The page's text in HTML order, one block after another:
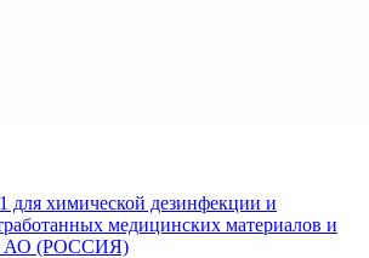
химической дезинфекции и
медицинских материалов и
АО (РОССИЯ)